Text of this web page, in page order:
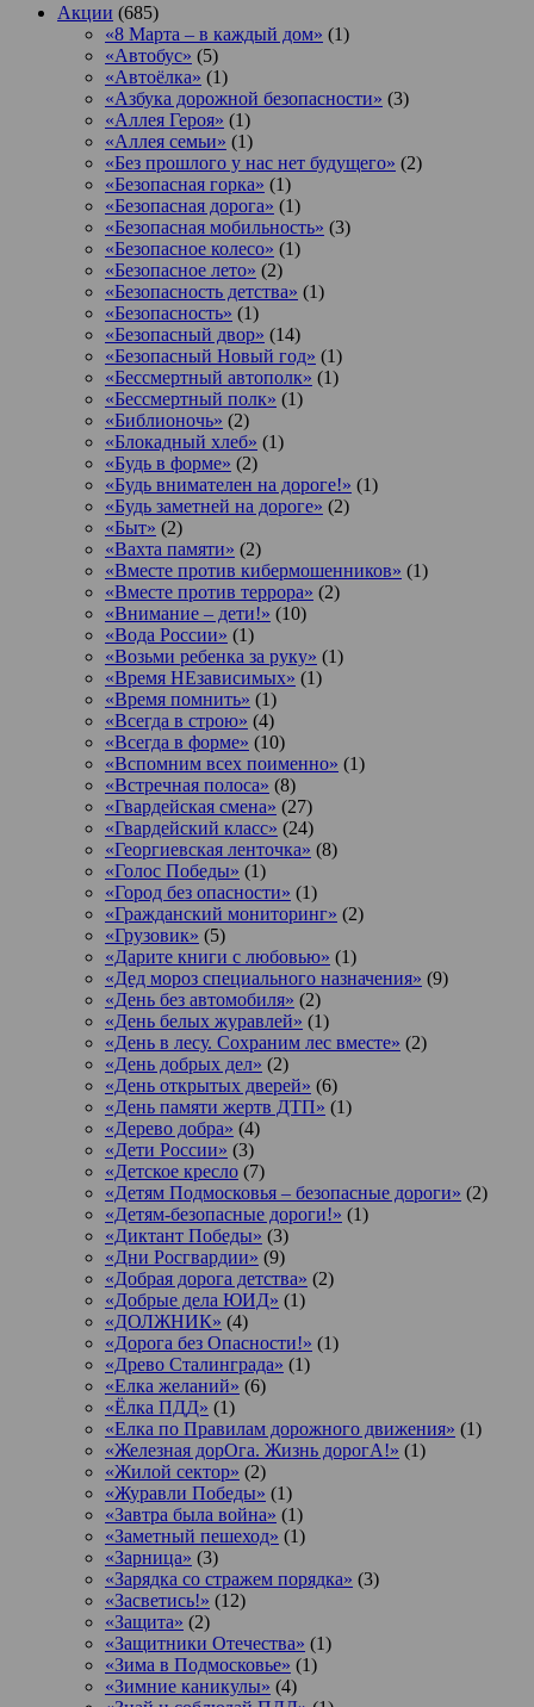
Акции (685)
«8 Марта – в каждый дом» (1)
«Автобус» (5)
«Автоёлка» (1)
«Азбука дорожной безопасности» (3)
«Аллея Героя» (1)
«Аллея семьи» (1)
«Без прошлого у нас нет будущего» (2)
«Безопасная горка» (1)
«Безопасная дорога» (1)
«Безопасная мобильность» (3)
«Безопасное колесо» (1)
«Безопасное лето» (2)
«Безопасность детства» (1)
«Безопасность» (1)
«Безопасный двор» (14)
«Безопасный Новый год» (1)
«Бессмертный автополк» (1)
«Бессмертный полк» (1)
«Библионочь» (2)
«Блокадный хлеб» (1)
«Будь в форме» (2)
«Будь внимателен на дороге!» (1)
«Будь заметней на дороге» (2)
«Быт» (2)
«Вахта памяти» (2)
«Вместе против кибермошенников» (1)
«Вместе против террора» (2)
«Внимание – дети!» (10)
«Вода России» (1)
«Возьми ребенка за руку» (1)
«Время НЕзависимых» (1)
«Время помнить» (1)
«Всегда в строю» (4)
«Всегда в форме» (10)
«Вспомним всех поименно» (1)
«Встречная полоса» (8)
«Гвардейская смена» (27)
«Гвардейский класс» (24)
«Георгиевская ленточка» (8)
«Голос Победы» (1)
«Город без опасности» (1)
«Гражданский мониторинг» (2)
«Грузовик» (5)
«Дарите книги с любовью» (1)
«Дед мороз специального назначения» (9)
«День без автомобиля» (2)
«День белых журавлей» (1)
«День в лесу. Сохраним лес вместе» (2)
«День добрых дел» (2)
«День открытых дверей» (6)
«День памяти жертв ДТП» (1)
«Дерево добра» (4)
«Дети России» (3)
«Детское кресло (7)
«Детям Подмосковья – безопасные дороги» (2)
«Детям-безопасные дороги!» (1)
«Диктант Победы» (3)
«Дни Росгвардии» (9)
«Добрая дорога детства» (2)
«Добрые дела ЮИД» (1)
«ДОЛЖНИК» (4)
«Дорога без Опасности!» (1)
«Древо Сталинграда» (1)
«Елка желаний» (6)
«Ёлка ПДД» (1)
«Елка по Правилам дорожного движения» (1)
«Железная дорОга. Жизнь дорогА!» (1)
«Жилой сектор» (2)
«Журавли Победы» (1)
«Завтра была война» (1)
«Заметный пешеход» (1)
«Зарница» (3)
«Зарядка со стражем порядка» (3)
«Засветись!» (12)
«Защита» (2)
«Защитники Отечества» (1)
«Зима в Подмосковье» (1)
«Зимние каникулы» (4)